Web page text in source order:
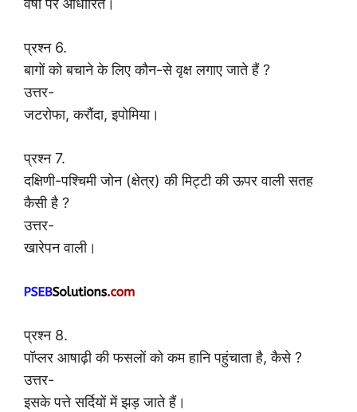
वर्षा पर आधारित।
प्रश्न 6.
बागों को बचाने के लिए कौन-से वृक्ष लगाए जाते हैं ?
उत्तर-
जटरोफा, करौंदा, इपोमिया।
प्रश्न 7.
दक्षिणी-पश्चिमी जोन (क्षेत्र) की मिट्टी की ऊपर वाली सतह
कैसी है ?
उत्तर-
खारेपन वाली।
प्रश्न 8.
पॉप्लर आषाढ़ी की फसलों को कम हानि पहुंचाता है, कैसे ?
उत्तर-
इसके पत्ते सर्दियों में झड़ जाते हैं।